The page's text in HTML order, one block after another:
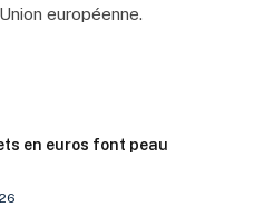
européenne.
en euros font peau